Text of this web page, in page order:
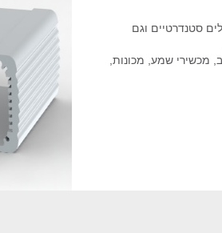
סטנדרטיים וגם
מכשירי שמע, מכונות,